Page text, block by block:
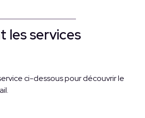
les services
ci-dessous pour découvrir le